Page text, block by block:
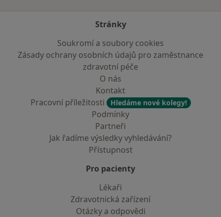
Stránky
Soukromí a soubory cookies
Zásady ochrany osobních údajů pro zaměstnance
zdravotní péče
O nás
Kontakt
Pracovní příležitosti
Hledáme nové kolegy!
Podmínky
Partneři
Jak řadíme výsledky vyhledávání?
Přístupnost
Pro pacienty
Lékaři
Zdravotnická zařízení
Otázky a odpovědi